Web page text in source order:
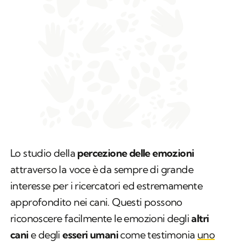
Lo studio della percezione delle emozioni
attraverso la voce è da sempre di grande
interesse per i ricercatori ed estremamente
approfondito nei cani. Questi possono
riconoscere facilmente le emozioni deglialtri
cani e degliesseri umanicome testimonia uno